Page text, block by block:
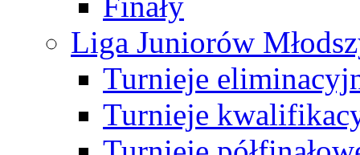
Liga Juniorów
Turnieje
Turnieje